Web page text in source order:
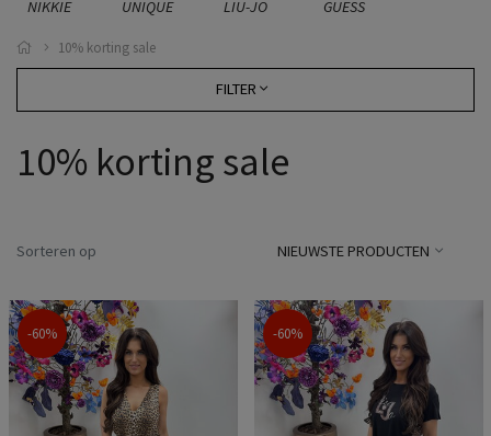
NIKKIE UNIQUE LIU-JO GUESS
10% korting sale
FILTER
10% korting sale
Sorteren op NIEUWSTE PRODUCTEN
-60% -60%